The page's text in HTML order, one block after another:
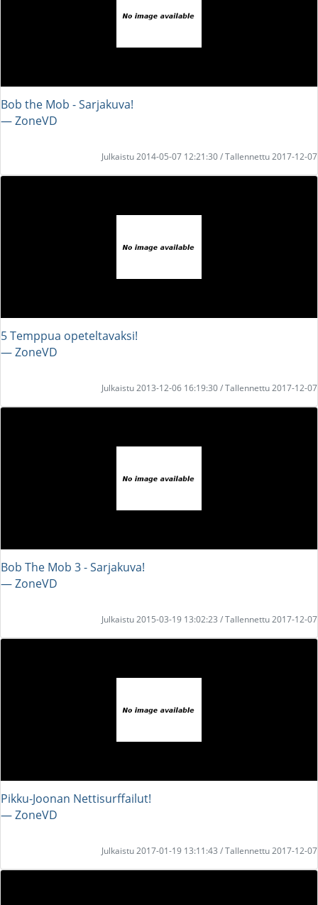
Bob the Mob - Sarjakuva!
― ZoneVD
Julkaistu 2014-05-07 12:21:30 / Tallennettu 2017-12-07
5 Temppua opeteltavaksi!
― ZoneVD
Julkaistu 2013-12-06 16:19:30 / Tallennettu 2017-12-07
Bob The Mob 3 - Sarjakuva!
― ZoneVD
Julkaistu 2015-03-19 13:02:23 / Tallennettu 2017-12-07
Pikku-Joonan Nettisurffailut!
― ZoneVD
Julkaistu 2017-01-19 13:11:43 / Tallennettu 2017-12-07